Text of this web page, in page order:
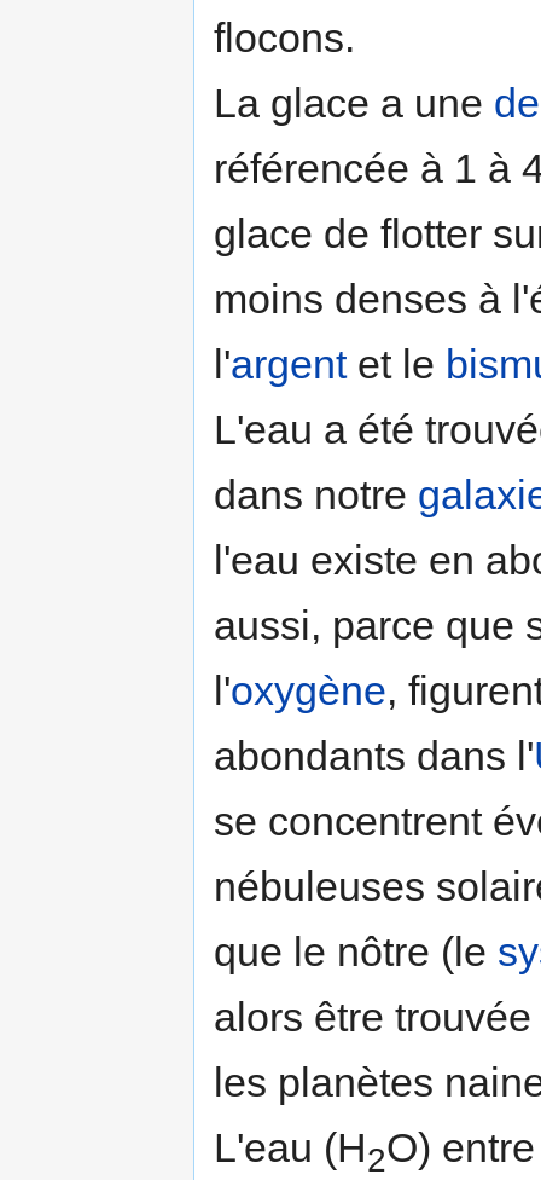
flocons.
La glace a une
référencée à 1 à
glace de flotter
moins denses à
l'argentet le
L'eau a été
dans notre
l'eau existe en
aussi, parce que
l'oxygène,
abondants dans l'
se concentrent
nébuleuses
que le nôtre (le
alors être
les planètes
L'eau (H2O)